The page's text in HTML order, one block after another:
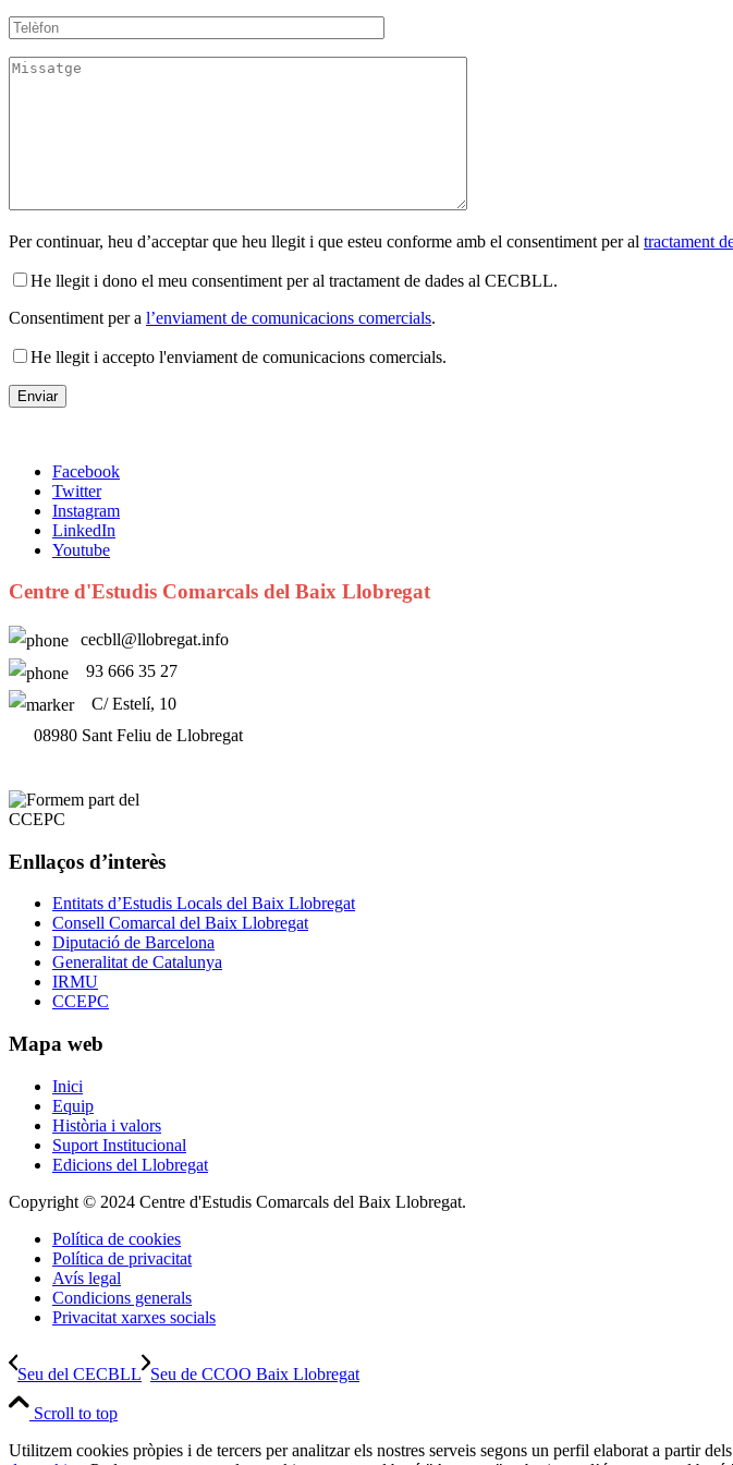
Per continuar, heu d’acceptar que heu llegit i que esteu conforme amb el consentiment per al tractament
He llegit i dono el meu consentiment per al tractament de dades al CECBLL.
Consentiment per a l’enviament de comunicacions comercials.
He llegit i accepto l'enviament de comunicacions comercials.
Facebook
Twitter
Instagram
LinkedIn
Youtube
Centre d'Estudis Comarcals del Baix Llobregat
cecbll@llobregat.info
93 666 35 27
C/ Estelí, 10
08980 Sant Feliu de Llobregat
Enllaços d’interès
Entitats d’Estudis Locals del Baix Llobregat
Consell Comarcal del Baix Llobregat
Diputació de Barcelona
Generalitat de Catalunya
IRMU
CCEPC
Mapa web
Inici
Equip
Història i valors
Suport Institucional
Edicions del Llobregat
Copyright © 2024 Centre d'Estudis Comarcals del Baix Llobregat.
Política de cookies
Política de privacitat
Avís legal
Condicions generals
Privacitat xarxes socials
Seu del CECBLL Seu de CCOO Baix Llobregat
Scroll to top
Utilitzem cookies pròpies i de tercers per analitzar els nostres serveis segons un perfil elaborat a partir